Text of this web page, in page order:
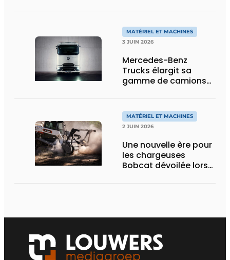
MATÉRIEL ET MACHINES
3 JUIN 2026
Mercedes-Benz
Trucks élargit sa
gamme de camions
eActros Lowliner
MATÉRIEL ET MACHINES
2 JUIN 2026
Une nouvelle ère pour
les chargeuses
Bobcat dévoilée lors